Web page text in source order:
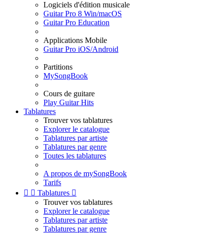
Logiciels d'édition musicale
Guitar Pro 8 Win/macOS
Guitar Pro Education
Applications Mobile
Guitar Pro iOS/Android
Partitions
MySongBook
Cours de guitare
Play Guitar Hits
Tablatures
Trouver vos tablatures
Explorer le catalogue
Tablatures par artiste
Tablatures par genre
Toutes les tablatures
A propos de mySongBook
Tarifs
  Tablatures 
Trouver vos tablatures
Explorer le catalogue
Tablatures par artiste
Tablatures par genre